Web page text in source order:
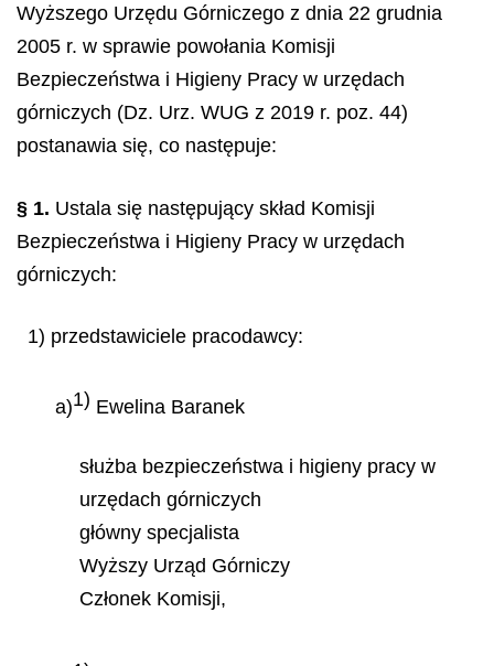
Wyższego Urzędu Górniczego z dnia 22 grudnia
2005 r. w sprawie powołania Komisji
Bezpieczeństwa i Higieny Pracy w urzędach
górniczych (Dz. Urz. WUG z 2019 r. poz. 44)
postanawia się, co następuje:
§ 1. Ustala się następujący skład Komisji
Bezpieczeństwa i Higieny Pracy w urzędach
górniczych:
1) przedstawiciele pracodawcy:
a)1) Ewelina Baranek
służba bezpieczeństwa i higieny pracy w
urzędach górniczych
główny specjalista
Wyższy Urząd Górniczy
Członek Komisji,